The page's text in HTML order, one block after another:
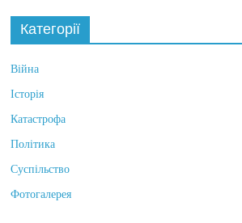
Категорії
Війна
Історія
Катастрофа
Політика
Суспільство
Фотогалерея